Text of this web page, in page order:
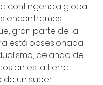
contingencia global
encontramos
gran parte de la
está obsesionada
dejando de
en esta tierra
de un super